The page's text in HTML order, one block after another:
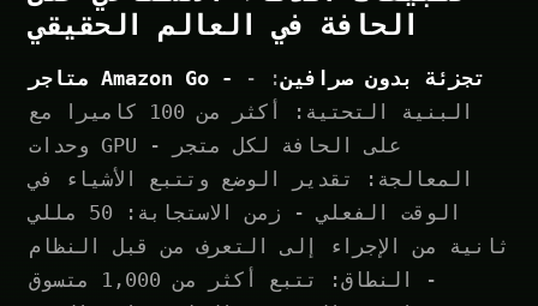
الحافة في العالم الحقيقي
متاجر Amazon Go - تجزئة بدون صرافين: -
البنية التحتية: أكثر من 100 كاميرا مع
وحدات GPU على الحافة لكل متجر -
المعالجة: تقدير الوضع وتتبع الأشياء في
الوقت الفعلي - زمن الاستجابة: 50 مللي
ثانية من الإجراء إلى التعرف من قبل النظام
- النطاق: تتبع أكثر من 1,000 متسوق